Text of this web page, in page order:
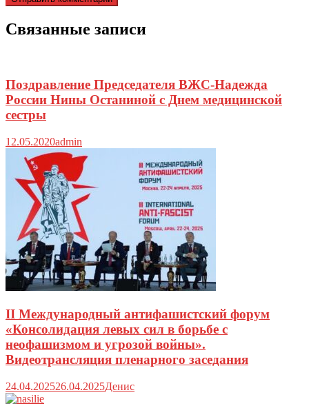
Связанные записи
Поздравление Председателя ВЖС-Надежда
России Нины Останиной с Днем медицинской
сестры
12.05.2020admin
II Международный антифашистский форум
«Консолидация левых сил в борьбе с
неофашизмом и угрозой войны».
Видеотрансляция пленарного заседания
24.04.202526.04.2025Денис